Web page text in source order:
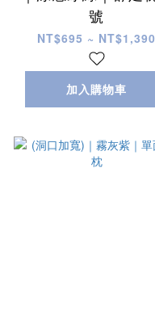
號
NT$695 ~ NT$1,390
加入購物車